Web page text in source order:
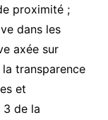
proximité ;
dans les
axée sur
la transparence
et
3 de la